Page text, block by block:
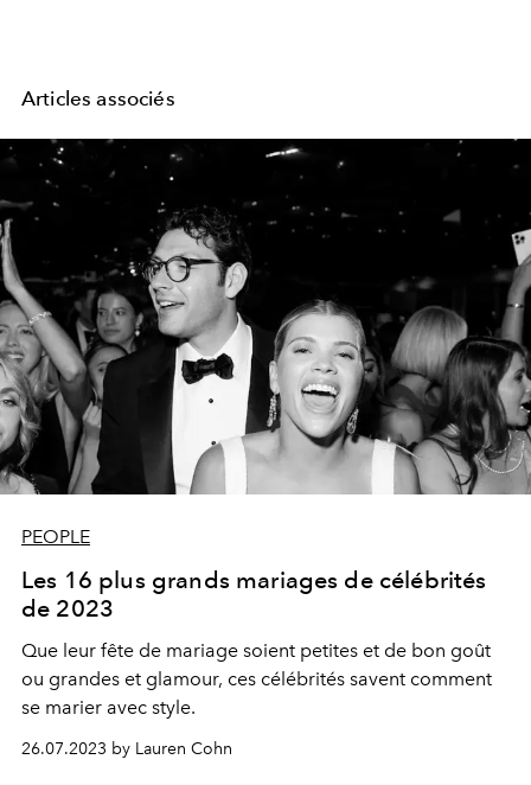
Articles associés
PEOPLE
Les 16 plus grands mariages de célébrités
de 2023
Que leur fête de mariage soient petites et de bon goût
ou grandes et glamour, ces célébrités savent comment
se marier avec style.
26.07.2023 by Lauren Cohn